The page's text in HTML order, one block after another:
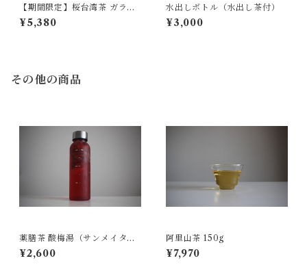
【期間限定】桜台湾茶 ガラス
茶器 200ml
¥5,380
水出しボトル（水出し茶付）
¥3,000
その他の商品
薬膳茶 酸梅湯（サンメイタ
ン）10包入
¥2,600
阿里山茶 150g
¥7,970